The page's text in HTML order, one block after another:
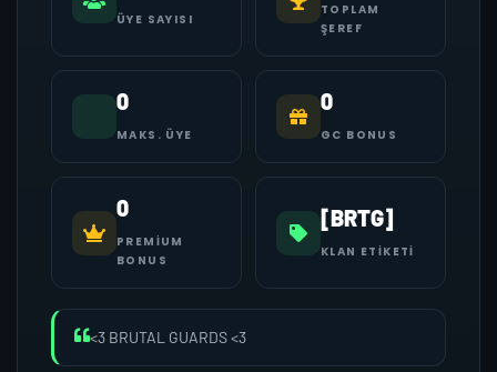
ÜYE SAYISI
TOPLAM
ŞEREF
0
MAKS. ÜYE
0
GC BONUS
0
PREMIUM
BONUS
[BRTG]
KLAN ETIKETI
<3 BRUTAL GUARDS <3